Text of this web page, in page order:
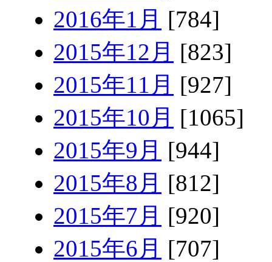
2016年1月 [784]
2015年12月 [823]
2015年11月 [927]
2015年10月 [1065]
2015年9月 [944]
2015年8月 [812]
2015年7月 [920]
2015年6月 [707]